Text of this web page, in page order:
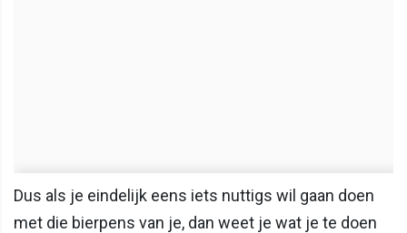
Dus als je eindelijk eens iets nuttigs wil gaan doen
met die bierpens van je, dan weet je wat je te doen